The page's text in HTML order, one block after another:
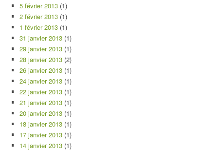
5 février 2013 (1)
2 février 2013 (1)
1 février 2013 (1)
31 janvier 2013 (1)
29 janvier 2013 (1)
28 janvier 2013 (2)
26 janvier 2013 (1)
24 janvier 2013 (1)
22 janvier 2013 (1)
21 janvier 2013 (1)
20 janvier 2013 (1)
18 janvier 2013 (1)
17 janvier 2013 (1)
14 janvier 2013 (1)